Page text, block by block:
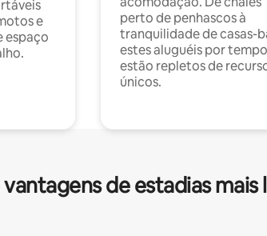
e
espaço
perto de penhascos à
tranquilidade de casas-
estes aluguéis por
estão repletos de
únicos.
de estadias mais